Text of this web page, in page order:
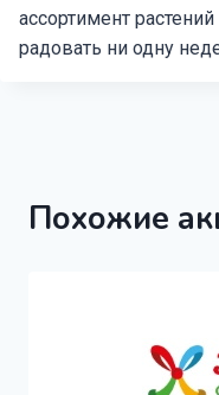
ассортимент
радовать ни одну
Похожие